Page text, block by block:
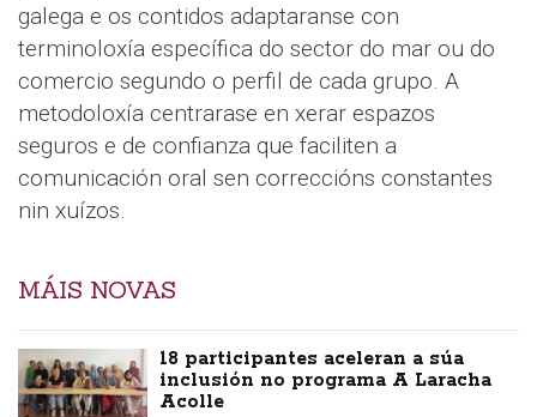
galega e os contidos adaptaranse con
terminoloxía específica do sector do mar ou do
comercio segundo o perfil de cada grupo. A
metodoloxía centrarase en xerar espazos
seguros e de confianza que faciliten a
comunicación oral sen correccións constantes
nin xuízos.
MÁIS NOVAS
18 participantes aceleran a súa
inclusión no programa A Laracha
Acolle